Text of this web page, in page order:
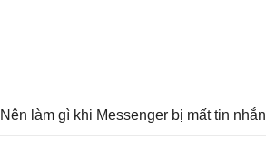
Nên làm gì khi Messenger bị mất tin